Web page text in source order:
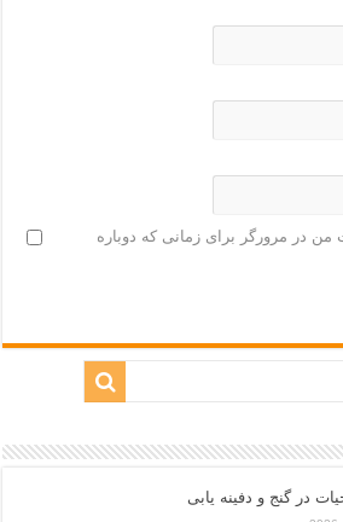
من در مرورگر برای زمانی که دوباره
در گنج و دفینه یابی